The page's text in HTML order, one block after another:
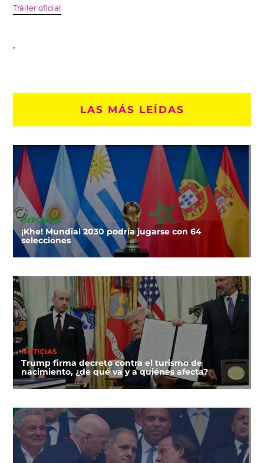
Tráiler oficial
LAS MÁS LEÍDAS
DEPORTES
¡Khe! Mundial 2030 podría jugarse con 64
selecciones
NOTICIAS
Trump firma decreto contra el turismo de
nacimiento, ¿de qué va y a quiénes afecta?